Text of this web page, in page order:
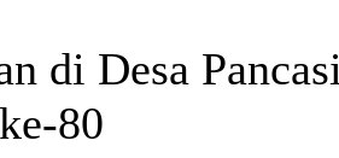
di Desa
80